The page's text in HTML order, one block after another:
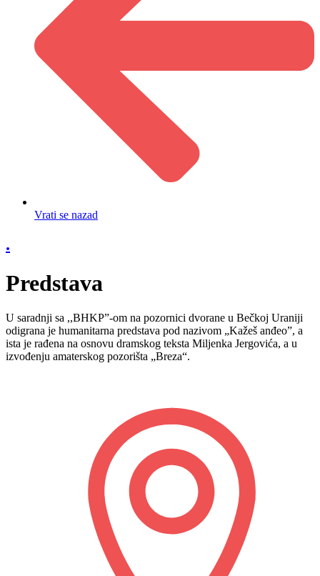
Vrati se nazad
.
Predstava
U saradnji sa ,,BHKP”-om na pozornici dvorane u Bečkoj Uraniji
odigrana je humanitarna predstava pod nazivom „Kažeš anđeo”, a
ista je rađena na osnovu dramskog teksta Miljenka Jergovića, a u
izvođenju amaterskog pozorišta „Breza“.